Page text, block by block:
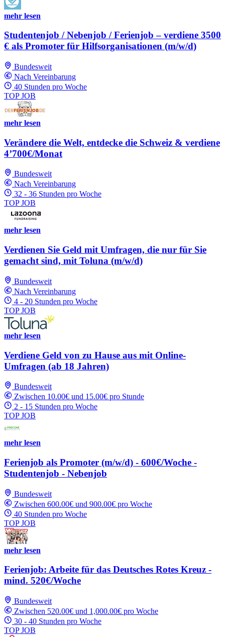
mehr lesen
Studentenjob / Nebenjob / Ferienjob – verdiene 3500
€ als Promoter für Hilfsorganisationen (m/w/d)
Bundesweit
Nach Vereinbarung
40 Stunden pro Woche
TOP JOB
mehr lesen
Verändere die Welt, entdecke die Schweiz & verdiene
4’700€/Monat
Bundesweit
Nach Vereinbarung
32 - 36 Stunden pro Woche
TOP JOB
mehr lesen
Verdienen Sie Geld mit Umfragen, die nur für Sie
gemacht sind, mit Toluna (m/w/d)
Bundesweit
Nach Vereinbarung
4 - 20 Stunden pro Woche
TOP JOB
mehr lesen
Verdiene Geld von zu Hause aus mit Online-
Umfragen (ab 18 Jahren)
Bundesweit
Zwischen 10.00€ und 15.00€ pro Stunde
2 - 15 Stunden pro Woche
TOP JOB
mehr lesen
Ferienjob als Promoter (m/w/d) - 600€/Woche -
Studentenjob - Nebenjob
Bundesweit
Zwischen 600.00€ und 900.00€ pro Woche
40 Stunden pro Woche
TOP JOB
mehr lesen
Ferienjob: Arbeite für das Deutsches Rotes Kreuz -
mind. 520€/Woche
Bundesweit
Zwischen 520.00€ und 1,000.00€ pro Woche
30 - 40 Stunden pro Woche
TOP JOB